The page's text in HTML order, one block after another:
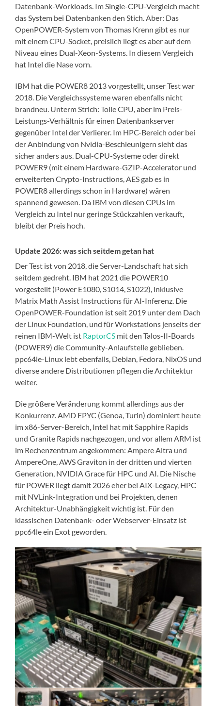
Datenbank-Workloads. Im Single-CPU-Vergleich macht
das System bei Datenbanken den Stich. Aber: Das
OpenPOWER-System von Thomas Krenn gibt es nur
mit einem CPU-Socket, preislich liegt es aber auf dem
Niveau eines Dual-Xeon-Systems. In diesem Vergleich
hat Intel die Nase vorn.
IBM hat die POWER8 2013 vorgestellt, unser Test war
2018. Die Vergleichssysteme waren ebenfalls nicht
brandneu. Unterm Strich: Tolle CPU, aber im Preis-
Leistungs-Verhältnis für einen Datenbankserver
gegenüber Intel der Verlierer. Im HPC-Bereich oder bei
der Anbindung von Nvidia-Beschleunigern sieht das
sicher anders aus. Dual-CPU-Systeme oder direkt
POWER9 (mit einem Hardware-GZIP-Accelerator und
erweiterten Crypto-Instructions, AES gab es in
POWER8 allerdings schon in Hardware) wären
spannend gewesen. Da IBM von diesen CPUs im
Vergleich zu Intel nur geringe Stückzahlen verkauft,
bleibt der Preis hoch.
Update 2026: was sich seitdem getan hat
Der Test ist von 2018, die Server-Landschaft hat sich
seitdem gedreht. IBM hat 2021 die POWER10
vorgestellt (Power E1080, S1014, S1022), inklusive
Matrix Math Assist Instructions für AI-Inferenz. Die
OpenPOWER-Foundation ist seit 2019 unter dem Dach
der Linux Foundation, und für Workstations jenseits der
reinen IBM-Welt ist RaptorCS mit den Talos-II-Boards
(POWER9) die Community-Anlaufstelle geblieben.
ppc64le-Linux lebt ebenfalls, Debian, Fedora, NixOS und
diverse andere Distributionen pflegen die Architektur
weiter.
Die größere Veränderung kommt allerdings aus der
Konkurrenz. AMD EPYC (Genoa, Turin) dominiert heute
im x86-Server-Bereich, Intel hat mit Sapphire Rapids
und Granite Rapids nachgezogen, und vor allem ARM ist
im Rechenzentrum angekommen: Ampere Altra und
AmpereOne, AWS Graviton in der dritten und vierten
Generation, NVIDIA Grace für HPC und AI. Die Nische
für POWER liegt damit 2026 eher bei AIX-Legacy, HPC
mit NVLink-Integration und bei Projekten, denen
Architektur-Unabhängigkeit wichtig ist. Für den
klassischen Datenbank- oder Webserver-Einsatz ist
ppc64le ein Exot geworden.